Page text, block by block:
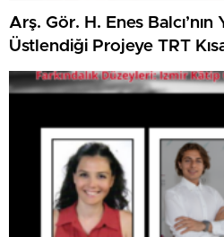
Arş. Gör. H. Enes Balcı’nın
Üstlendiği Projeye TRT